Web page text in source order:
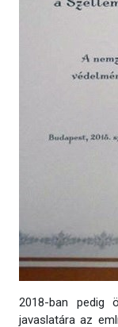
2018-ban pedig
javaslatára az